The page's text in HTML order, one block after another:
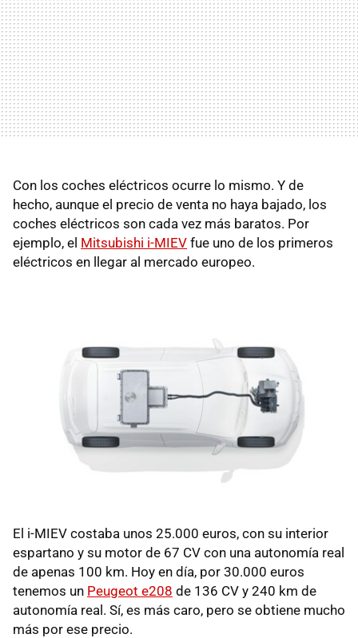
Con los coches eléctricos ocurre lo mismo. Y de
hecho, aunque el precio de venta no haya bajado, los
coches eléctricos son cada vez más baratos. Por
ejemplo, el Mitsubishi i-MIEV fue uno de los primeros
eléctricos en llegar al mercado europeo.
El i-MIEV costaba unos 25.000 euros, con su interior
espartano y su motor de 67 CV con una autonomía real
de apenas 100 km. Hoy en día, por 30.000 euros
tenemos un Peugeot e208 de 136 CV y 240 km de
autonomía real. Sí, es más caro, pero se obtiene mucho
más por ese precio.